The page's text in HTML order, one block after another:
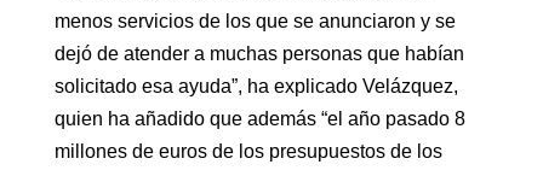
menos servicios de los que se anunciaron y se
dejó de atender a muchas personas que habían
solicitado esa ayuda”, ha explicado Velázquez,
quien ha añadido que además “el año pasado 8
millones de euros de los presupuestos de los